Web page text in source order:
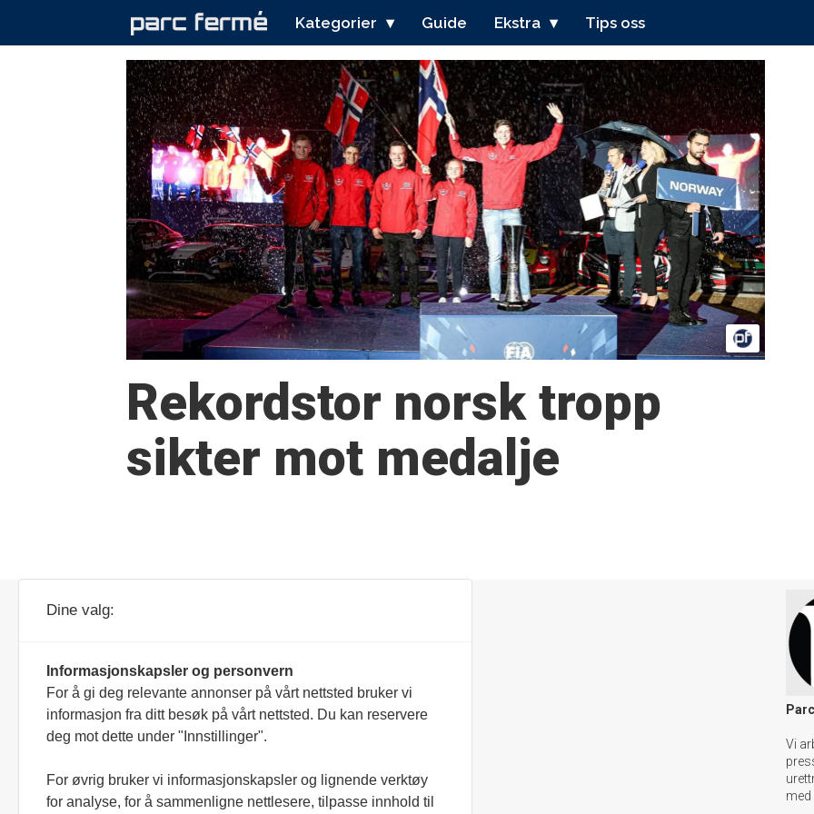
Kategorier Guide Ekstra Tips oss
Rekordstor norsk tropp
sikter mot medalje
3267 Larvik
Ansvarlig redaktør/daglig leder:
Simen Næss Hagen
Tips:
redaksjonen@parcferme.no
Vi
med
Dine valg:
Informasjonskapsler og personvern
For å gi deg relevante annonser på vårt nettsted bruker vi
informasjon fra ditt besøk på vårt nettsted. Du kan reservere
deg mot dette under "Innstillinger".
For øvrig bruker vi informasjonskapsler og lignende verktøy
for analyse, for å sammenligne nettlesere, tilpasse innhold til